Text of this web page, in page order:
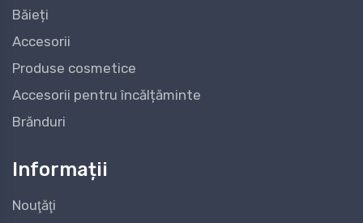
Băieți
Accesorii
Produse cosmetice
Accesorii pentru încălțăminte
Brănduri
Informații
Nouţăţi